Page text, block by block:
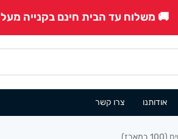
🚚 משלוח עד הבית חינם בקנייה מעל 500₪!
אודותנו צרו קשר